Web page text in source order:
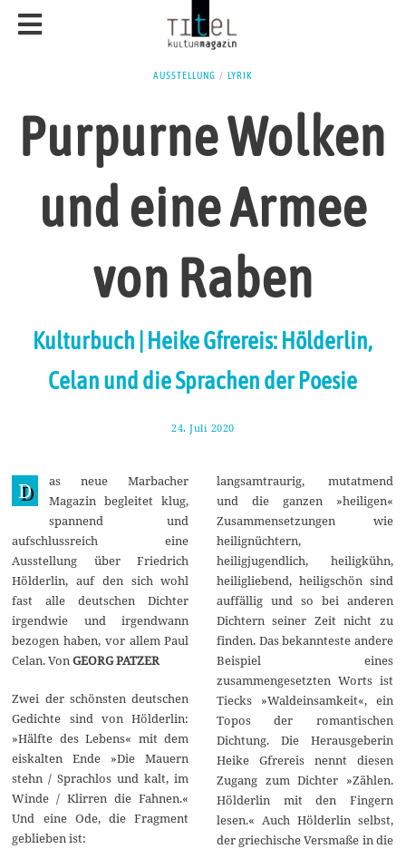
AUSSTELLUNG / LYRIK
Purpurne Wolken
und eine Armee
von Raben
Kulturbuch | Heike Gfrereis: Hölderlin,
Celan und die Sprachen der Poesie
24. Juli 2020
u
l
i
2
0
2
0
D
as neue Marbacher
Magazin begleitet klug,
spannend und
aufschlussreich eine
Ausstellung über Friedrich
Hölderlin, auf den sich wohl
fast alle deutschen Dichter
irgendwie und irgendwann
bezogen haben, vor allem Paul
Celan. VonGEORG PATZER
Zwei der schönsten deutschen
Gedichte sind von Hölderlin:
»Hälfte des Lebens« mit dem
eiskalten Ende »Die Mauern
stehn / Sprachlos und kalt, im
Winde / Klirren die Fahnen.«
Und eine Ode, die Fragment
geblieben ist:
langsamtraurig, mutatmend
und die ganzen »heiligen«
Zusammensetzungen wie
heilignüchtern,
heiligjugendlich, heiligkühn,
heiligliebend, heiligschön sind
auffällig und so bei anderen
Dichtern seiner Zeit nicht zu
finden. Das bekannteste andere
Beispiel eines
zusammengesetzten Worts ist
Tiecks »Waldeinsamkeit«, ein
Topos der romantischen
Dichtung. Die Herausgeberin
Heike Gfrereis nennt diesen
Zugang zum Dichter »Zählen.
Hölderlin mit den Fingern
lesen.« Auch Hölderlin selbst,
der griechische Versmaße in die